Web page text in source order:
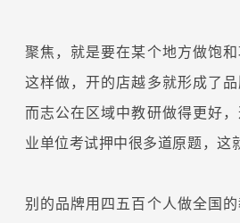
聚焦，就是要在某个地方做饱
这样做，开的店越多就形成了品
而志公在区域中教研做得更好
业单位考试押中很多道原题，这
别的品牌用四五百个人做全国